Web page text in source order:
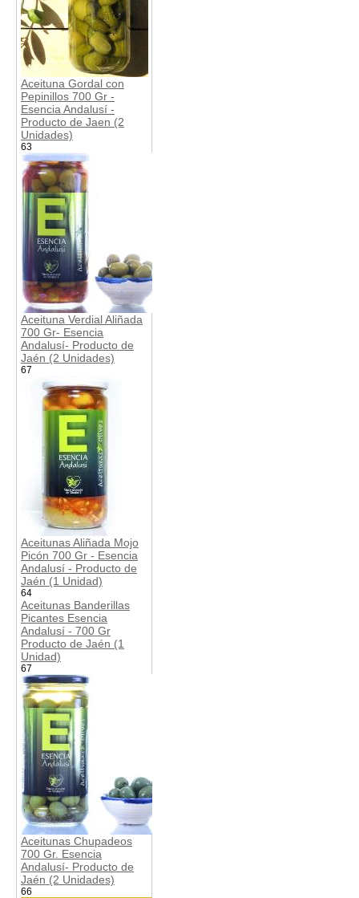
Aceituna Gordal con
Pepinillos 700 Gr -
Esencia Andalusí -
Producto de Jaen (2
Unidades)
63
Aceituna Verdial Aliñada
700 Gr- Esencia
Andalusí- Producto de
Jaén (2 Unidades)
67
Aceitunas Aliñada Mojo
Picón 700 Gr - Esencia
Andalusí - Producto de
Jaén (1 Unidad)
64
Aceitunas Banderillas
Picantes Esencia
Andalusí - 700 Gr
Producto de Jaén (1
Unidad)
67
Aceitunas Chupadeos
700 Gr. Esencia
Andalusí- Producto de
Jaén (2 Unidades)
66